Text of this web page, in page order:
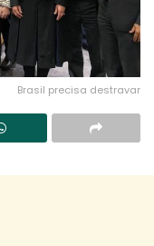
Brasil precisa destravar